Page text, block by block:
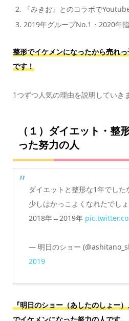
『みきお』とのコラボで
2019年グループNo.1・2020年
整形でイケメンになったから売れ
です！
1つずつ人気の理由を説明していき
（１）ダイエット・整
った努力の人
ダイエットと整形な1年でした
少しはかっこよくなれたでし
2018年→2019年
— 明日のショー
2019
『明日のショー（あしたのしょー